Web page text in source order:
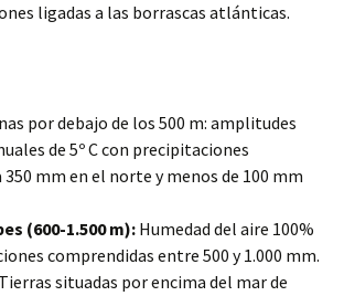
ligadas a las borrascas atlánticas.
por debajo de los 500 m: amplitudes
de 5º C con precipitaciones
mm en el norte y menos de 100 mm
(600-1.500 m): Humedad del aire 100%
comprendidas entre 500 y 1.000 mm.
Tierras situadas por encima del mar de